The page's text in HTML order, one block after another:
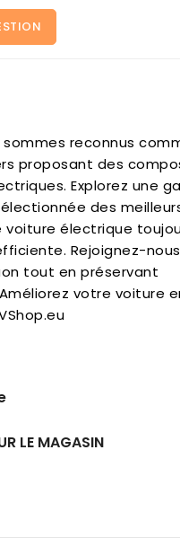
sommes reconnus
proposant des
Explorez une
des
voiture électrique
Rejoignez-
tout en préservant
votre voiture
LE MAGASIN